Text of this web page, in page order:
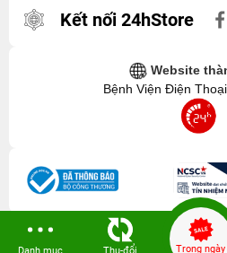
Kết nối 24hStore
Website
Bệnh Viện Điện
Trong ngày